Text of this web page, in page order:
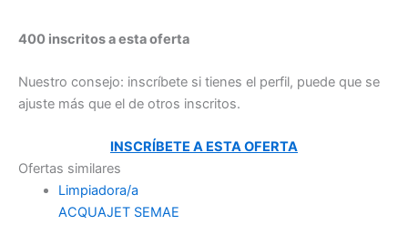
400 inscritos a esta oferta
Nuestro consejo: inscríbete si tienes el perfil, puede que se
ajuste más que el de otros inscritos.
INSCRÍBETE A ESTA OFERTA
Ofertas similares
Limpiadora/a
ACQUAJET SEMAE